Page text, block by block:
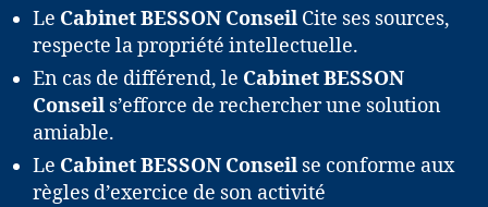
Le Cabinet BESSON Conseil Cite ses sources,
respecte la propriété intellectuelle.
En cas de différend, le Cabinet BESSON
Conseil s’efforce de rechercher une solution
amiable.
Le Cabinet BESSON Conseil se conforme aux
règles d’exercice de son activité